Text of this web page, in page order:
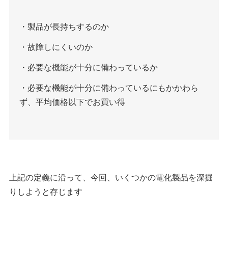
・製品が長持ちするのか
・故障しにくいのか
・必要な機能が十分に備わっているか
・必要な機能が十分に備わっているにもかかわら
ず、平均価格以下でお買い得
上記の定義に沿って、今回、いくつかの電化製品を深掘
りしようと存じます